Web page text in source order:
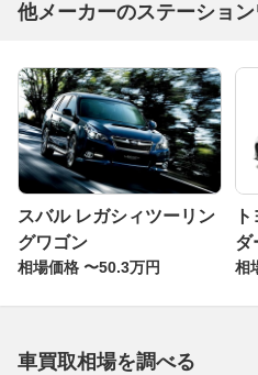
他メーカーのステーショ
スバル レガシィツーリン
グワゴン
相場価格 〜50.3万円
ダ
相
車買取相場を調べる